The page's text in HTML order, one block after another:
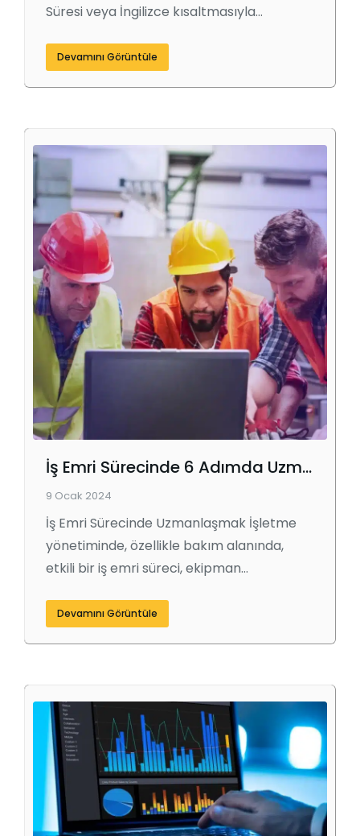
Süresi veya İngilizce kısaltmasıyla…
Devamını Görüntüle
İş Emri Sürecinde 6 Adımda Uzmanlaşmak
9 Ocak 2024
İş Emri Sürecinde Uzmanlaşmak İşletme
yönetiminde, özellikle bakım alanında,
etkili bir iş emri süreci, ekipman…
Devamını Görüntüle